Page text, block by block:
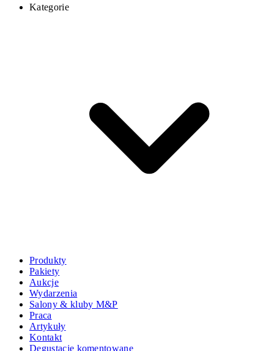
Kategorie
Produkty
Pakiety
Aukcje
Wydarzenia
Salony & kluby M&P
Praca
Artykuły
Kontakt
Degustacje komentowane